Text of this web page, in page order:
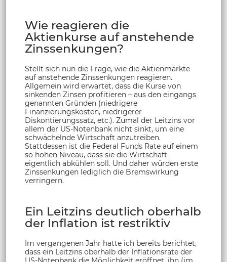
Wie reagieren die
Aktienkurse auf anstehende
Zinssenkungen?
Stellt sich nun die Frage, wie die Aktienmärkte
auf anstehende Zinssenkungen reagieren.
Allgemein wird erwartet, dass die Kurse von
sinkenden Zinsen profitieren – aus den eingangs
genannten Gründen (niedrigere
Finanzierungskosten, niedrigerer
Diskontierungssatz, etc.). Zumal der Leitzins vor
allem der US-Notenbank nicht sinkt, um eine
schwächelnde Wirtschaft anzutreiben.
Stattdessen ist die Federal Funds Rate auf einem
so hohen Niveau, dass sie die Wirtschaft
eigentlich abkühlen soll. Und daher würden erste
Zinssenkungen lediglich die Bremswirkung
verringern.
Ein Leitzins deutlich oberhalb
der Inflation ist restriktiv
Im vergangenen Jahr hatte ich bereits berichtet,
dass ein Leitzins oberhalb der Inflationsrate der